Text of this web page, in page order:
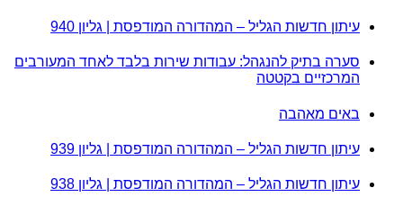
עיתון חדשות הגליל – המהדורה המודפסת | גליון 940
סערה בתיק להנגהל: עבודות שירות בלבד לאחד המעורבים
המרכזיים בקטטה
באים מאהבה
עיתון חדשות הגליל – המהדורה המודפסת | גליון 939
עיתון חדשות הגליל – המהדורה המודפסת | גליון 938